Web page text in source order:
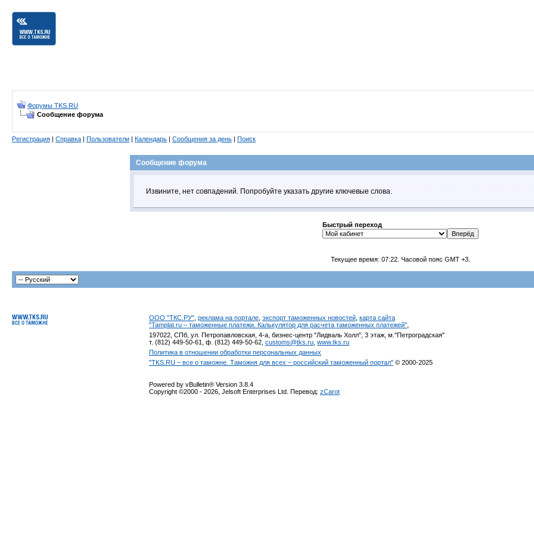
Форумы TKS.RU
Сообщение форума
Регистрация | Справка | Пользователи | Календарь | Сообщения за день | Поиск
Сообщение форума
Извините, нет совпадений. Попробуйте указать другие ключевые слова.
Быстрый переход
Текущее время: 07:22 . Часовой пояс GMT +3.
ООО "ТКС.РУ" реклама на портале экспорт таможенных новостей карта сайта
"Tamplat.ru – таможенные платежи. Калькулятор для расчета таможенных платежей"
197022, СПб, ул. Петропавловская, 4-а, бизнес-центр "Лидваль Холл", 3 этаж, м."Петроградская"
т. (812) 449-50-61, ф. (812) 449-50-62, customs@tks.ru www.tks.ru
Политика в отношении обработки персональных данных
"TKS.RU – все о таможне. Таможня для всех – российский таможенный портал" © 2000-2025
Powered by vBulletin® Version 3.8.4
Copyright ©2000 - 2026, Jelsoft Enterprises Ltd. Перевод: zCarot